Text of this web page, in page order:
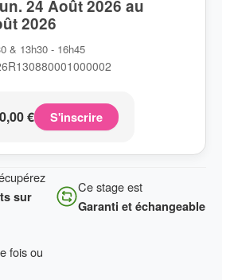
24 Août 2026 au
2026
& 13h30 - 16h45
€ S'inscrire
sur
Ce stage est
Garanti et échangeable
fois ou